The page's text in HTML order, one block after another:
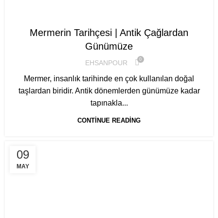
Mermerin Tarihçesi | Antik Çağlardan
Günümüze
EHSANPOUR 0
Mermer, insanlık tarihinde en çok kullanılan doğal
taşlardan biridir. Antik dönemlerden günümüze kadar
tapınakla...
CONTINUE READING
09
MAY